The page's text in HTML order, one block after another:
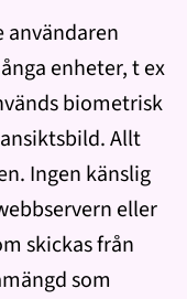
användaren
enheter, t ex
biometrisk
Allt
Ingen känslig
eller
skickas från
som